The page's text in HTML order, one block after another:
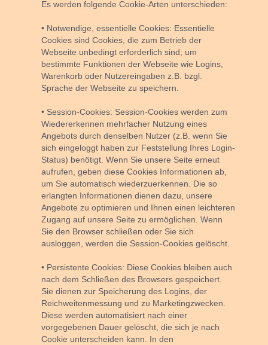
Es werden folgende Cookie-Arten unterschieden:
• Notwendige, essentielle Cookies: Essentielle
Cookies sind Cookies, die zum Betrieb der
Webseite unbedingt erforderlich sind, um
bestimmte Funktionen der Webseite wie Logins,
Warenkorb oder Nutzereingaben z.B. bzgl.
Sprache der Webseite zu speichern.
• Session-Cookies: Session-Cookies werden zum
Wiedererkennen mehrfacher Nutzung eines
Angebots durch denselben Nutzer (z.B. wenn Sie
sich eingeloggt haben zur Feststellung Ihres Login-
Status) benötigt. Wenn Sie unsere Seite erneut
aufrufen, geben diese Cookies Informationen ab,
um Sie automatisch wiederzuerkennen. Die so
erlangten Informationen dienen dazu, unsere
Angebote zu optimieren und Ihnen einen leichteren
Zugang auf unsere Seite zu ermöglichen. Wenn
Sie den Browser schließen oder Sie sich
ausloggen, werden die Session-Cookies gelöscht.
• Persistente Cookies: Diese Cookies bleiben auch
nach dem Schließen des Browsers gespeichert.
Sie dienen zur Speicherung des Logins, der
Reichweitenmessung und zu Marketingzwecken.
Diese werden automatisiert nach einer
vorgegebenen Dauer gelöscht, die sich je nach
Cookie unterscheiden kann. In den